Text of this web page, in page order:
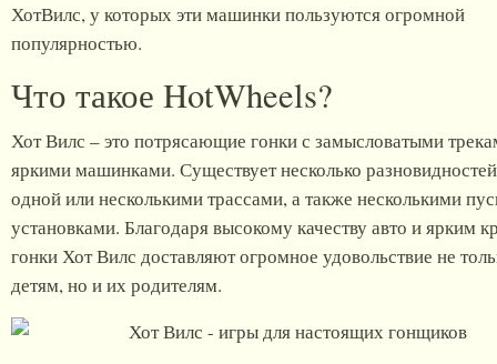
ХотВилс, у которых эти машинки пользуются огромной
популярностью.
Что такое HotWheels?
Хот Вилс – это потрясающие гонки с замысловатыми
яркими машинками. Существует несколько
одной или несколькими трассами, а также несколькими
установками. Благодаря высокому качеству авто и ярким
гонки Хот Вилс доставляют огромное удовольствие не
детям, но и их родителям.